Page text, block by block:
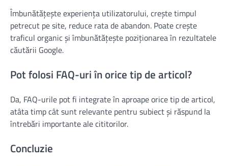
Îmbunătățește experiența utilizatorului, crește timpul
petrecut pe site, reduce rata de abandon. Poate crește
traficul organic și îmbunătățește poziționarea în rezultatele
căutării Google.
Pot folosi FAQ-uri în orice tip de articol?
Da, FAQ-urile pot fi integrate în aproape orice tip de articol,
atâta timp cât sunt relevante pentru subiect și răspund la
întrebări importante ale cititorilor.
Concluzie